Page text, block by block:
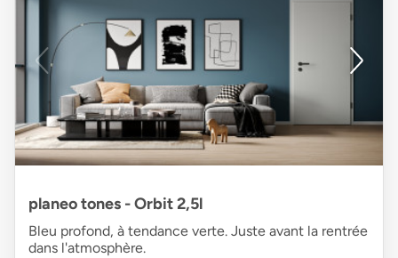
planeo tones - Orbit 2,5l
Bleu profond, à tendance verte. Juste avant la rentrée
dans l'atmosphère.